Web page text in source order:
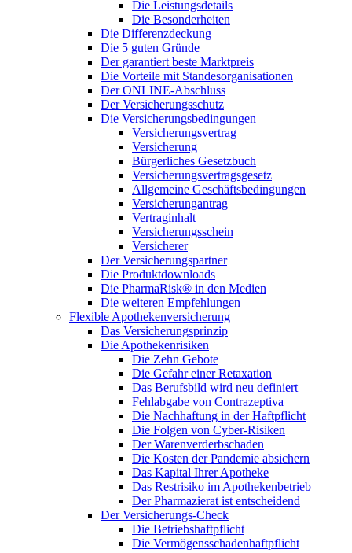
Die Leistungsdetails
Die Besonderheiten
Die Differenzdeckung
Die 5 guten Gründe
Der garantiert beste Marktpreis
Die Vorteile mit Standesorganisationen
Der ONLINE-Abschluss
Der Versicherungsschutz
Die Versicherungsbedingungen
Versicherungsvertrag
Versicherung
Bürgerliches Gesetzbuch
Versicherungsvertragsgesetz
Allgemeine Geschäftsbedingungen
Versicherungantrag
Vertraginhalt
Versicherungsschein
Versicherer
Der Versicherungspartner
Die Produktdownloads
Die PharmaRisk® in den Medien
Die weiteren Empfehlungen
Flexible Apothekenversicherung
Das Versicherungsprinzip
Die Apothekenrisiken
Die Zehn Gebote
Die Gefahr einer Retaxation
Das Berufsbild wird neu definiert
Fehlabgabe von Contrazeptiva
Die Nachhaftung in der Haftpflicht
Die Folgen von Cyber-Risiken
Der Warenverderbschaden
Die Kosten der Pandemie absichern
Das Kapital Ihrer Apotheke
Das Restrisiko im Apothekenbetrieb
Der Pharmazierat ist entscheidend
Der Versicherungs-Check
Die Betriebshaftpflicht
Die Vermögensschadenhaftpflicht